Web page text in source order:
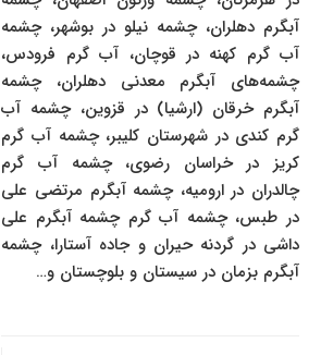
آبگرم دهلران، چشمه نیلو در بوشهر، چشمه
آب گرم کهنه در قوچان، آب گرم فرودس،
چشمه‌های آبگرم معدنی دهلران، چشمه
آبگرم خرقان (ارشیا) در قزوین، چشمه آب
گرم کندی در شهرستان کلیبر، چشمه آب گرم
کریز در خراسان رضوی، چشمه آب گرم
چالدران در ارومیه، چشمه آبگرم مرتضی علی
در طبس، چشمه آب گرم چشمه آبگرم علی
داشی در گردنه حیران و جاده آستارا، چشمه
آبگرم بزمان در سیستان و بلوچستان و…